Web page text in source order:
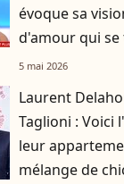
évoque sa
d'amour qui
5 mai 2026
Laurent
Taglioni : Voici
leur
mélange de